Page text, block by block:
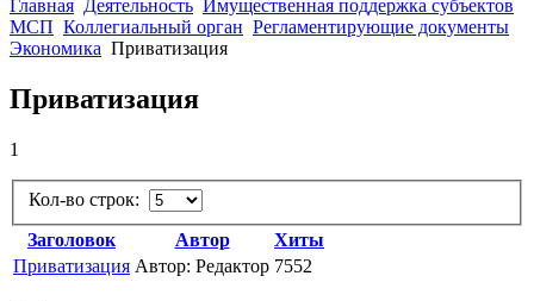
Главная Деятельность Имущественная поддержка субъектов
МСП Коллегиальный орган Регламентирующие документы
Экономика Приватизация
Приватизация
1
Кол-во строк:
Заголовок
Автор
Хиты
Приватизация Автор: Редактор 7552